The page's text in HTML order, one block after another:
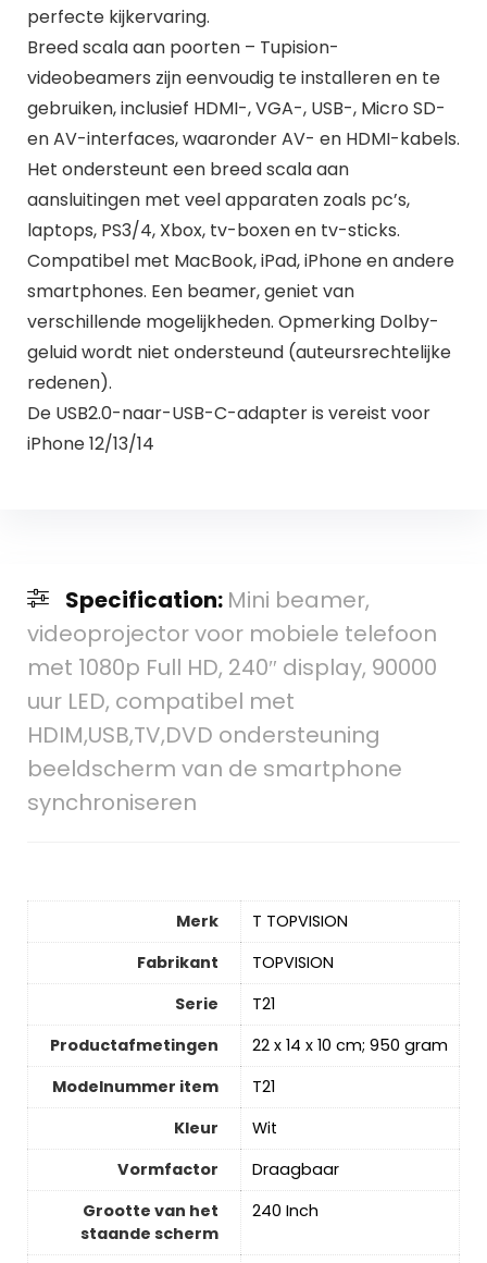
perfecte kijkervaring.
Breed scala aan poorten – Tupision-
videobeamers zijn eenvoudig te installeren en te
gebruiken, inclusief HDMI-, VGA-, USB-, Micro SD-
en AV-interfaces, waaronder AV- en HDMI-kabels.
Het ondersteunt een breed scala aan
aansluitingen met veel apparaten zoals pc’s,
laptops, PS3/4, Xbox, tv-boxen en tv-sticks.
Compatibel met MacBook, iPad, iPhone en andere
smartphones. Een beamer, geniet van
verschillende mogelijkheden. Opmerking Dolby-
geluid wordt niet ondersteund (auteursrechtelijke
redenen).
De USB2.0-naar-USB-C-adapter is vereist voor
iPhone 12/13/14
Specification: Mini beamer,
videoprojector voor mobiele telefoon
met 1080p Full HD, 240″ display, 90000
uur LED, compatibel met
HDIM,USB,TV,DVD ondersteuning
beeldscherm van de smartphone
synchroniseren
Merk
‎T TOPVISION
Fabrikant
‎TOPVISION
Serie
‎T21
Productafmetingen
‎22 x 14 x 10 cm; 950 gram
Modelnummer item
‎T21
Kleur
‎Wit
Vormfactor
‎Draagbaar
Grootte van het
staande scherm
‎240 Inch